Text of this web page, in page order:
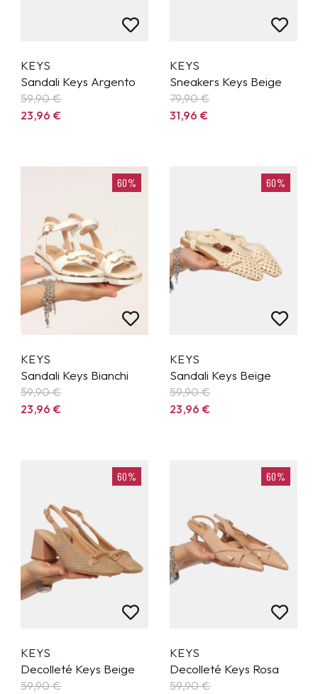
KEYS
Sandali Keys Argento
59,90€
23,96€
KEYS
Sneakers Keys Beige
79,90€
31,96€
60%
KEYS
Sandali Keys Bianchi
59,90€
23,96€
60%
KEYS
Sandali Keys Beige
59,90€
23,96€
60%
KEYS
Decolleté Keys Beige
59,90€
60%
KEYS
Decolleté Keys Rosa
59,90€